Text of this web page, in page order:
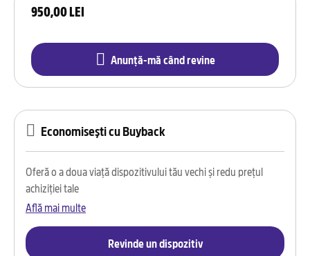
950,00 LEI
Anunță-mă când revine
Economisești cu Buyback
Oferă o a doua viață dispozitivului tău vechi și redu prețul
achiziției tale
Află mai multe
Revinde un dispozitiv